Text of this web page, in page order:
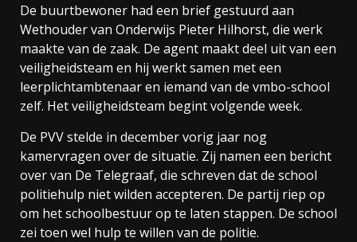
De buurtbewoner had een brief gestuurd aan
Wethouder van Onderwijs Pieter Hilhorst, die werk
maakte van de zaak. De agent maakt deel uit van een
veiligheidsteam en hij werkt samen met een
leerplichtambtenaar en iemand van de vmbo-school
zelf. Het veiligheidsteam begint volgende week.
De PVV stelde in december vorig jaar nog
kamervragen over de situatie. Zij namen een bericht
over van De Telegraaf, die schreven dat de school
politiehulp niet wilden accepteren. De partij riep op
om het schoolbestuur op te laten stappen. De school
zei toen wel hulp te willen van de politie.